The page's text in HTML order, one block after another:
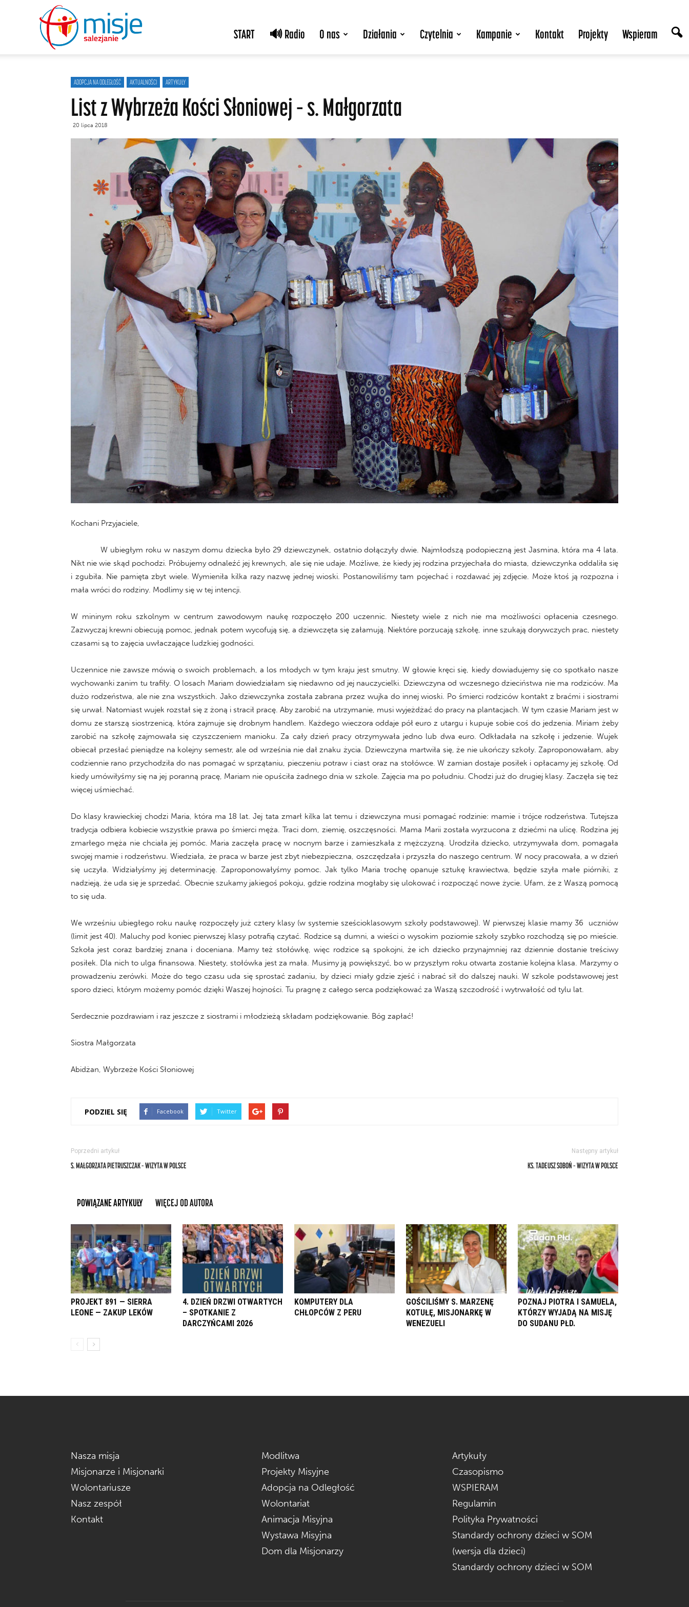
salezjanie
START 🔊 Radio O nas Działania Czytelnia Kampanie Kontakt Projekty Wspieram
ADOPCJA NA ODLEGŁOŚĆ AKTUALNOŚCI ARTYKUŁY
List z Wybrzeża Kości Słoniowej – s. Małgorzata
20 lipca 2018
Kochani Przyjaciele,
W ubiegłym roku w naszym domu dziecka było 29 dziewczynek, ostatnio dołączyły dwie. Najmłodszą podopieczną jest Jasmina, która ma 4 lata.
Nikt nie wie skąd pochodzi. Próbujemy odnaleźć jej krewnych, ale się nie udaje. Możliwe, że kiedy jej rodzina przyjechała do miasta, dziewczynka oddaliła się
i zgubiła. Nie pamięta zbyt wiele. Wymieniła kilka razy nazwę jednej wioski. Postanowiliśmy tam pojechać i rozdawać jej zdjęcie. Może ktoś ją rozpozna i
mała wróci do rodziny. Modlimy się w tej intencji.
W mininym roku szkolnym w centrum zawodowym naukę rozpoczęło 200 uczennic. Niestety wiele z nich nie ma możliwości opłacenia czesnego.
Zazwyczaj krewni obiecują pomoc, jednak potem wycofują się, a dziewczęta się załamują. Niektóre porzucają szkołę, inne szukają dorywczych prac, niestety
czasami są to zajęcia uwłaczające ludzkiej godności.
Uczennice nie zawsze mówią o swoich problemach, a los młodych w tym kraju jest smutny. W głowie kręci się, kiedy dowiadujemy się co spotkało nasze
wychowanki zanim tu trafiły. O losach Mariam dowiedziałam się niedawno od jej nauczycielki. Dziewczyna od wczesnego dzieciństwa nie ma rodziców. Ma
dużo rodzeństwa, ale nie zna wszystkich. Jako dziewczynka została zabrana przez wujka do innej wioski. Po śmierci rodziców kontakt z braćmi i siostrami
się urwał. Natomiast wujek rozstał się z żoną i stracił pracę. Aby zarobić na utrzymanie, musi wyjeżdżać do pracy na plantacjach. W tym czasie Mariam jest w
domu ze starszą siostrzenicą, która zajmuje się drobnym handlem. Każdego wieczora oddaje pół euro z utargu i kupuje sobie coś do jedzenia. Miriam żeby
zarobić na szkołę zajmowała się czyszczeniem manioku. Za cały dzień pracy otrzymywała jedno lub dwa euro. Odkładała na szkołę i jedzenie. Wujek
obiecał przesłać pieniądze na kolejny semestr, ale od września nie dał znaku życia. Dziewczyna martwiła się, że nie ukończy szkoły. Zaproponowałam, aby
codziennie rano przychodziła do nas pomagać w sprzątaniu, pieczeniu potraw i ciast oraz na stołówce. W zamian dostaje posiłek i opłacamy jej szkołę. Od
kiedy umówiłyśmy się na jej poranną pracę, Mariam nie opuściła żadnego dnia w szkole. Zajęcia ma po południu. Chodzi już do drugiej klasy. Zaczęła się też
więcej uśmiechać.
Do klasy krawieckiej chodzi Maria, która ma 18 lat. Jej tata zmarł kilka lat temu i dziewczyna musi pomagać rodzinie: mamie i trójce rodzeństwa. Tutejsza
tradycja odbiera kobiecie wszystkie prawa po śmierci męża. Traci dom, ziemię, oszczęsności. Mama Marii została wyrzucona z dziećmi na ulicę. Rodzina jej
zmarłego męża nie chciała jej pomóc. Maria zaczęła pracę w nocnym barze i zamieszkała z mężczyzną. Urodziła dziecko, utrzymywała dom, pomagała
swojej mamie i rodzeństwu. Wiedziała, że praca w barze jest zbyt niebezpieczna, oszczędzała i przyszła do naszego centrum. W nocy pracowała, a w dzień
się uczyła. Widziałyśmy jej determinację. Zaproponowałyśmy pomoc. Jak tylko Maria trochę opanuje sztukę krawiectwa, będzie szyła małe piórniki, z
nadzieją, że uda się je sprzedać. Obecnie szukamy jakiegoś pokoju, gdzie rodzina mogłaby się ulokować i rozpocząć nowe życie. Ufam, że z Waszą pomocą
to się uda.
We wrześniu ubiegłego roku naukę rozpoczęły już cztery klasy (w systemie sześcioklasowym szkoły podstawowej). W pierwszej klasie mamy 36 uczniów
(limit jest 40). Maluchy pod koniec pierwszej klasy potrafią czytać. Rodzice są dumni, a wieści o wysokim poziomie szkoły szybko rozchodzą się po mieście.
Szkoła jest coraz bardziej znana i doceniana. Mamy też stołówkę, więc rodzice są spokojni, że ich dziecko przynajmniej raz dziennie dostanie treściwy
posiłek. Dla nich to ulga finansowa. Niestety, stołówka jest za mała. Musimy ją powiększyć, bo w przyszłym roku otwarta zostanie kolejna klasa. Marzymy o
prowadzeniu zerówki. Może do tego czasu uda się sprostać zadaniu, by dzieci miały gdzie zjeść i nabrać sił do dalszej nauki. W szkole podstawowej jest
sporo dzieci, którym możemy pomóc dzięki Waszej hojności. Tu pragnę z całego serca podziękować za Waszą szczodrość i wytrwałość od tylu lat.
Serdecznie pozdrawiam i raz jeszcze z siostrami i młodzieżą składam podziękowanie. Bóg zapłać!
Siostra Małgorzata
Abidżan, Wybrzeże Kości Słoniowej
PODZIEL SIĘ Facebook Twitter
Poprzedni artykuł
S. MAŁGORZATA PIETRUSZCZAK – WIZYTA W POLSCE
Następny artykuł
KS. TADEUSZ SOBOŃ – WIZYTA W POLSCE
POWIĄZANE ARTYKUŁY WIĘCEJ OD AUTORA
PROJEKT 891 — SIERRA
LEONE — ZAKUP LEKÓW
4. DZIEŃ DRZWI OTWARTYCH
– SPOTKANIE Z
DARCZYŃCAMI 2026
KOMPUTERY DLA
CHŁOPCÓW Z PERU
GOŚCILIŚMY S. MARZENĘ
KOTUŁĘ, MISJONARKĘ W
WENEZUELI
POZNAJ PIOTRA I SAMUELA,
KTÓRZY WYJADĄ NA MISJĘ
DO SUDANU PŁD.
Nasza misja
Misjonarze i Misjonarki
Wolontariusze
Nasz zespół
Kontakt
Modlitwa
Projekty Misyjne
Adopcja na Odległość
Wolontariat
Animacja Misyjna
Wystawa Misyjna
Dom dla Misjonarzy
Artykuły
Czasopismo
WSPIERAM
Regulamin
Polityka Prywatności
Standardy ochrony dzieci w SOM
(wersja dla dzieci)
Standardy ochrony dzieci w SOM